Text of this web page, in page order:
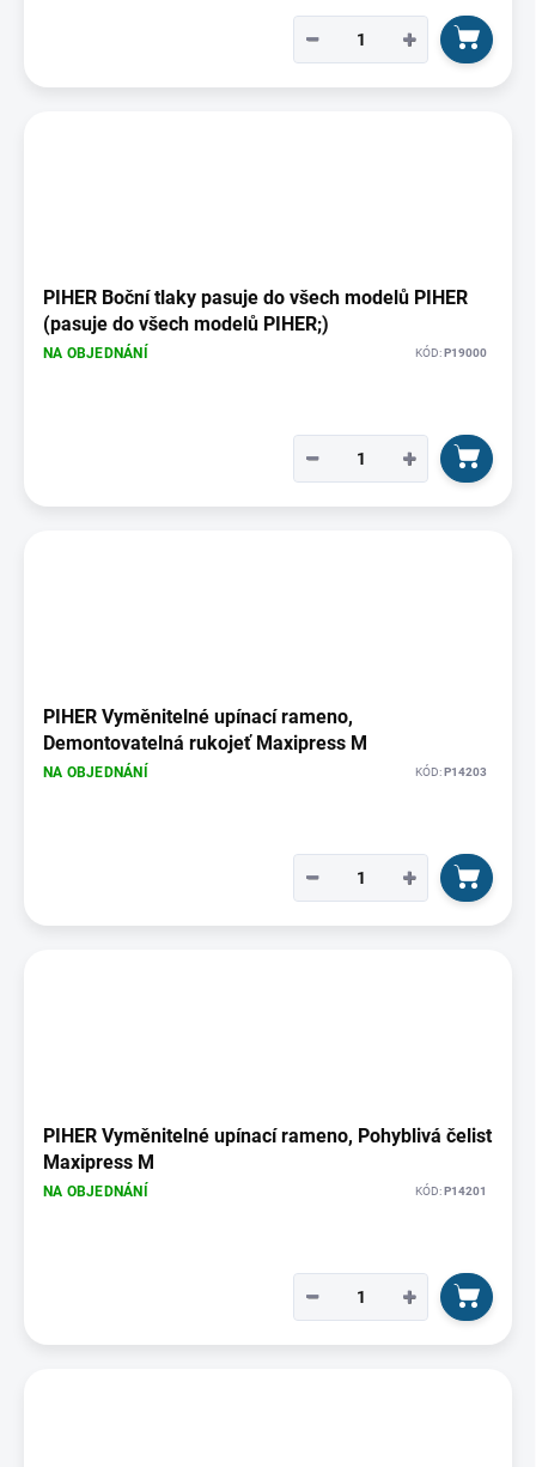
+
−
PIHER Boční tlaky pasuje do všech modelů PIHER
(pasuje do všech modelů PIHER;)
NA OBJEDNÁNÍ KÓD:P19000
+
−
PIHER Vyměnitelné upínací rameno,
Demontovatelná rukojeť Maxipress M
NA OBJEDNÁNÍ KÓD:P14203
+
−
PIHER Vyměnitelné upínací rameno, Pohyblivá čelist
Maxipress M
NA OBJEDNÁNÍ KÓD: P14201
+
−